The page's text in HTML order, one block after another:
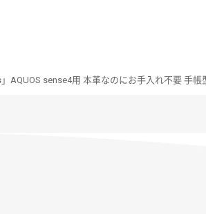
」AQUOS sense4用 本革なのにお手入れ不要 手帳